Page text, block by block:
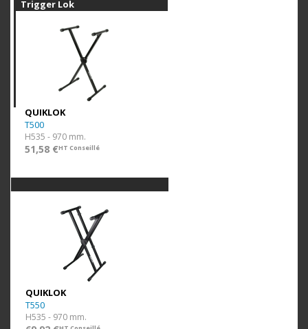
Trigger Lok
QUIKLOK
T500
H535 - 970 mm.
51,58 €HT Conseillé
QUIKLOK
T550
H535 - 970 mm.